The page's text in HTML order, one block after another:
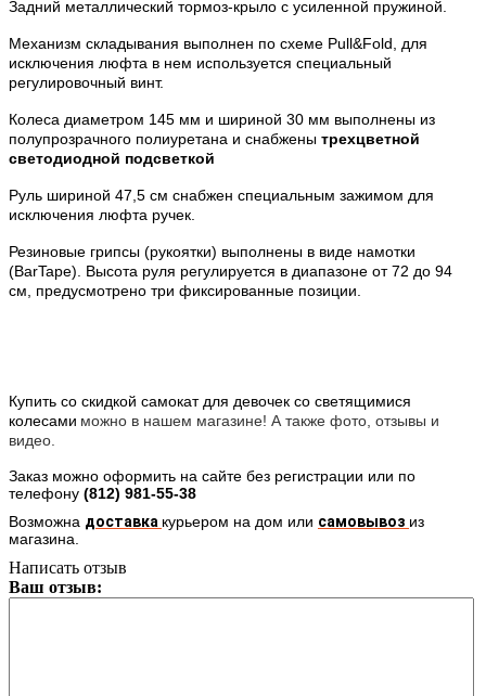
Задний металлический тормоз-крыло с усиленной пружиной.
Механизм складывания выполнен по схеме Pull&Fold, для
исключения люфта в нем используется специальный
регулировочный винт.
Колеса диаметром 145 мм и шириной 30 мм выполнены из
полупрозрачного полиуретана и снабжены трехцветной
светодиодной подсветкой
Руль шириной 47,5 см снабжен специальным зажимом для
исключения люфта ручек.
Резиновые грипсы (рукоятки) выполнены в виде намотки
(BarTape). Высота руля регулируется в диапазоне от 72 до 94
см, предусмотрено три фиксированные позиции.
Купить со скидкой самокат для девочек со светящимися
колесами можно в нашем магазине! А также фото, отзывы и
видео.
Заказ можно оформить на сайте без регистрации или по
телефону (812) 981-55-38
Возможна доставка курьером на дом или самовывоз из
магазина.
Написать отзыв
Ваш отзыв: